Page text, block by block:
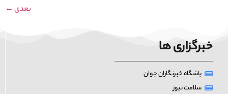
بعدی ←
خبرگزاری ها
باشگاه خبرنگاران جوان
سلامت نیوز